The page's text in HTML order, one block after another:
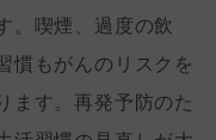
。喫煙、過度の飲
慣もがんのリスクを
ます。再発予防のた